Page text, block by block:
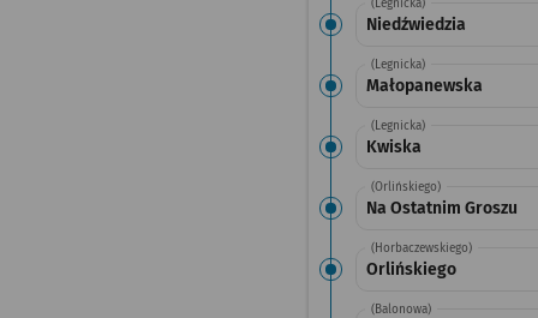
(Legnicka)
Niedźwiedzia
(Legnicka)
Małopanewska
(Legnicka)
Kwiska
(Orlińskiego)
Na Ostatnim Groszu
(Horbaczewskiego)
Orlińskiego
(Balonowa)